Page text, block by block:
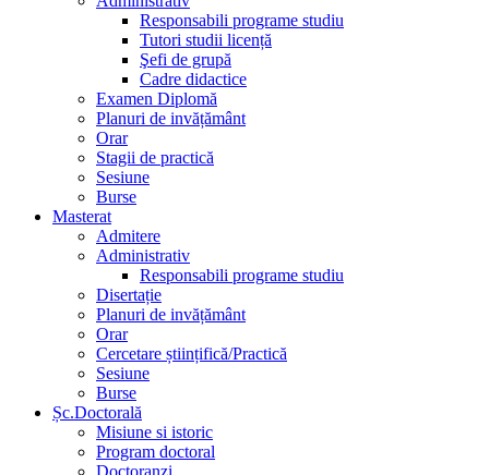
Responsabili programe studiu
Tutori studii licență
Şefi de grupă
Cadre didactice
Examen Diplomă
Planuri de invățământ
Orar
Stagii de practică
Sesiune
Burse
Masterat
Admitere
Administrativ
Responsabili programe studiu
Disertație
Planuri de invățământ
Orar
Cercetare științifică/Practică
Sesiune
Burse
Șc.Doctorală
Misiune si istoric
Program doctoral
Doctoranzi